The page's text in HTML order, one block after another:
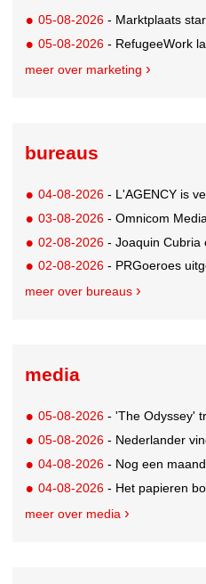
05-08-2026 - Marktplaats start
05-08-2026 - RefugeeWork lanceert vernieuwd
meer over marketing
bureaus
04-08-2026 - L'AGENCY is verkozen
03-08-2026 - Omnicom Media als eerste in
02-08-2026 - Joaquin Cubria en Ignacio Ferioli nieuwe
02-08-2026 - PRGoeroes
meer over bureaus
media
05-08-2026 - 'The Odyssey' trekt
05-08-2026 - Nederlander vindt aanbod
04-08-2026 - Nog een maand om je
04-08-2026 - Het papieren boek blijft
meer over media